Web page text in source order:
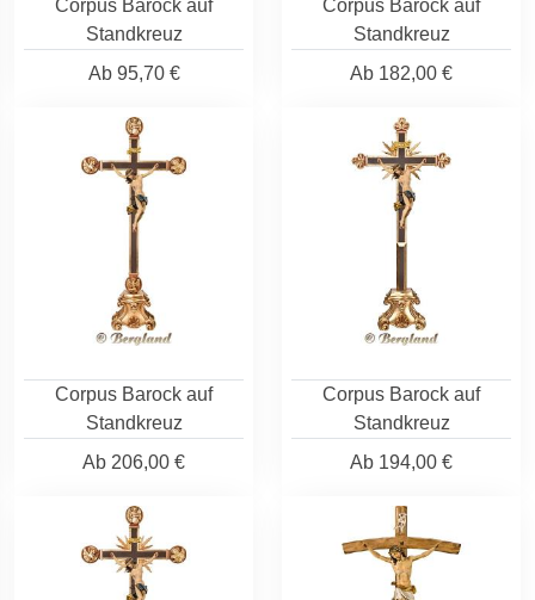
Corpus Barock auf
Standkreuz
Ab95,70 €
Corpus Barock auf
Standkreuz
Ab 182,00 €
Corpus Barock auf
Standkreuz
Ab 206,00 €
Corpus Barock auf
Standkreuz
Ab 194,00 €